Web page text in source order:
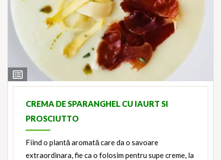
View
Ingredients
CREMA DE SPARANGHEL CU IAURT SI
PROSCIUTTO
Fiind o plantă aromată care da o savoare
extraordinara, fie ca o folosim pentru supe creme, la